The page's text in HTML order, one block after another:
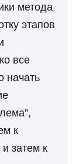
метода
этапов
все
начать
к
и затем к